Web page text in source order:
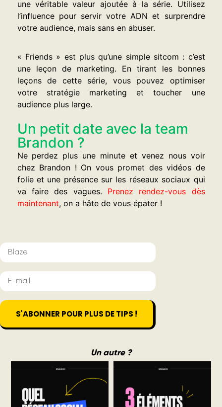
une véritable valeur ajoutée à la série. Utilisez
l’influence pour servir votre ADN et surprendre
votre audience, mais sans en abuser.
« Friends » est plus qu’une simple sitcom : c’est
une leçon de marketing. En tirant les bonnes
leçons de cette série, vous pouvez optimiser
votre stratégie marketing et toucher une
audience plus large.
Un petit date avec la team
Brandon ?
Ne perdez plus une minute et venez nous voir
chez Brandon ! On vous promet des vidéos de
folie et une présence sur les réseaux sociaux qui
va faire des vagues. Prenez rendez-vous dès
maintenant, on a hâte de vous épater !
S'ABONNER POUR PLUS DE TIPS !
Un autre ?